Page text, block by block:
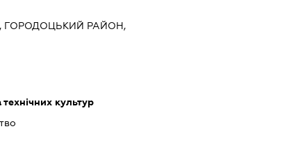
ГОРОДОЦЬКИЙ РАЙОН,
культур